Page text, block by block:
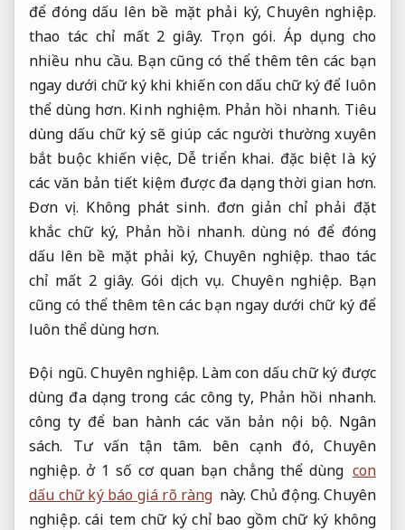
để đóng dấu lên bề mặt phải ký,Chuyên nghiệp.
thao tác chỉ mất 2 giây. Trọn gói. Áp dụng cho
nhiều nhu cầu. Bạn cũng có thể thêm tên các bạn
ngay dưới chữ ký khi khiến con dấu chữ ký để luôn
thể dùng hơn. Kinh nghiệm. Phản hồi nhanh. Tiêu
dùng dấu chữ ký sẽ giúp các người thường xuyên
bắt buộc khiến việc, Dễ triển khai. đặc biệt là ký
các văn bản tiết kiệm được đa dạng thời gian hơn.
Đơn vị. Không phát sinh. đơn giản chỉ phải đặt
khắc chữ ký, Phản hồi nhanh. dùng nó để đóng
dấu lên bề mặt phải ký, Chuyên nghiệp. thao tác
chỉ mất 2 giây. Gói dịch vụ. Chuyên nghiệp. Bạn
cũng có thể thêm tên các bạn ngay dưới chữ ký để
luôn thể dùng hơn.
Đội ngũ. Chuyên nghiệp. Làm con dấu chữ ký được
dùng đa dạng trong các công ty, Phản hồi nhanh.
công ty để ban hành các văn bản nội bộ. Ngân
sách.
Tư vấn tận tâm. bên cạnh đó,Chuyên
nghiệp. ở 1 số cơ quan bạn chẳng thể dùng con
dấu chữ ký báo giá rõ ràng này. Chủ động. Chuyên
nghiệp. cái tem chữ ký chỉ bao gồm chữ ký không